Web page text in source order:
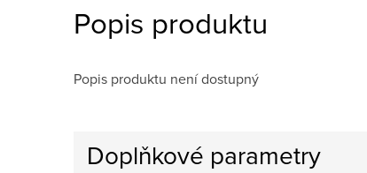
Popis produktu
Popis produktu není dostupný
Doplňkové parametry